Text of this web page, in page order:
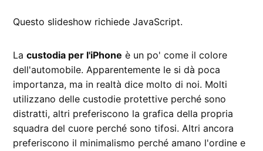
Questo slideshow richiede JavaScript.
Lacustodia per l'iPhone è un po' come il colore
dell'automobile. Apparentemente le si dà poca
importanza, ma in realtà dice molto di noi. Molti
utilizzano delle custodie protettive perché sono
distratti, altri preferiscono la grafica della propria
squadra del cuore perché sono tifosi. Altri ancora
preferiscono il minimalismo perché amano l'ordine e